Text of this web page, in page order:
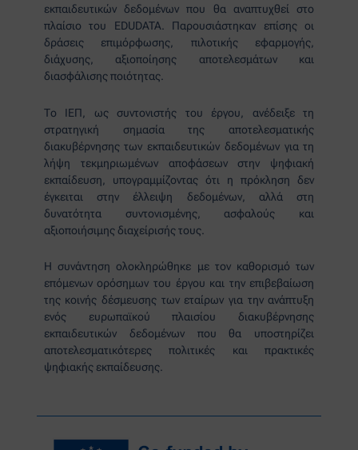
εκπαιδευτικών δεδομένων που θα αναπτυχθεί στο
πλαίσιο του EDUDATA. Παρουσιάστηκαν επίσης οι
δράσεις επιμόρφωσης, πιλοτικής εφαρμογής,
διάχυσης, αξιοποίησης αποτελεσμάτων και
διασφάλισης ποιότητας.
Το ΙΕΠ, ως συντονιστής του έργου, ανέδειξε τη
στρατηγική σημασία της αποτελεσματικής
διακυβέρνησης των εκπαιδευτικών δεδομένων για τη
λήψη τεκμηριωμένων αποφάσεων στην ψηφιακή
εκπαίδευση, υπογραμμίζοντας ότι η πρόκληση δεν
έγκειται στην έλλειψη δεδομένων, αλλά στη
δυνατότητα συντονισμένης, ασφαλούς και
αξιοποιήσιμης διαχείρισής τους.
Η συνάντηση ολοκληρώθηκε με τον καθορισμό των
επόμενων ορόσημων του έργου και την επιβεβαίωση
της κοινής δέσμευσης των εταίρων για την ανάπτυξη
ενός ευρωπαϊκού πλαισίου διακυβέρνησης
εκπαιδευτικών δεδομένων που θα υποστηρίζει
αποτελεσματικότερες πολιτικές και πρακτικές
ψηφιακής εκπαίδευσης.